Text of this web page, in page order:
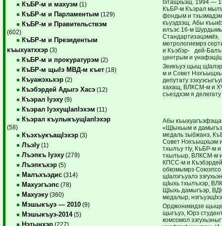
КъБР-м и махуэм (1)
КъБР-м и Парламентым (129)
КъБР-м и Правительствэм
(602)
КъБР-м и Президентым
къыхуатххэр (3)
КъБР-м и прокуратурэм (2)
КъБР-м щыIэ МВД-м къет (18)
Къуажэхьхэр (2)
Къэбэрдей Адыгэ Хасэ (12)
Къэрал Iуэху (9)
Къэрал IуэхущIапIэхэм (11)
Къэрал къулыкъущIапIэхэр
(58)
КъэхъукъащIэхэр (3)
ЛъэIу (1)
Лъэпкъ Iуэху (279)
Лъэпкъхэр (5)
Малъхъэдис (314)
Махуэгъэпс (78)
Махуэку (360)
Мэшыкъуэ — 2010 (9)
Мэшыкъуэ-2014(5)
Нэтынхэр (227)
Iэтащхьэщ. 1994 —
КъБР-м Къэрал
фондым и
къуэдзэщ. Абы
илъэс 16-м
СтандартизацэмкIэ,
метрологиемрэ
и Къэбэр- дей-
центрым и
Зеикъуэ щыщ
м и Совет
депутату
хахащ, ВЛКСМ-м и
съездхэм я
Абы
«ЩIыхьым и
медаль зыбжанэ,
Совет Нэхъыщхьэм
тхылъу тIу, КъБР-м
тхылъыр, ВЛКСМ-м
КПСС-м и
обкомымрэ Союзпсо
щIалэгъуалэ
щIыхь тхылъхэр,
ЩIыхь дамыгъэр,
медалыр,
Орджоникидзе
щыгъуэ, Юрэ
комсомол